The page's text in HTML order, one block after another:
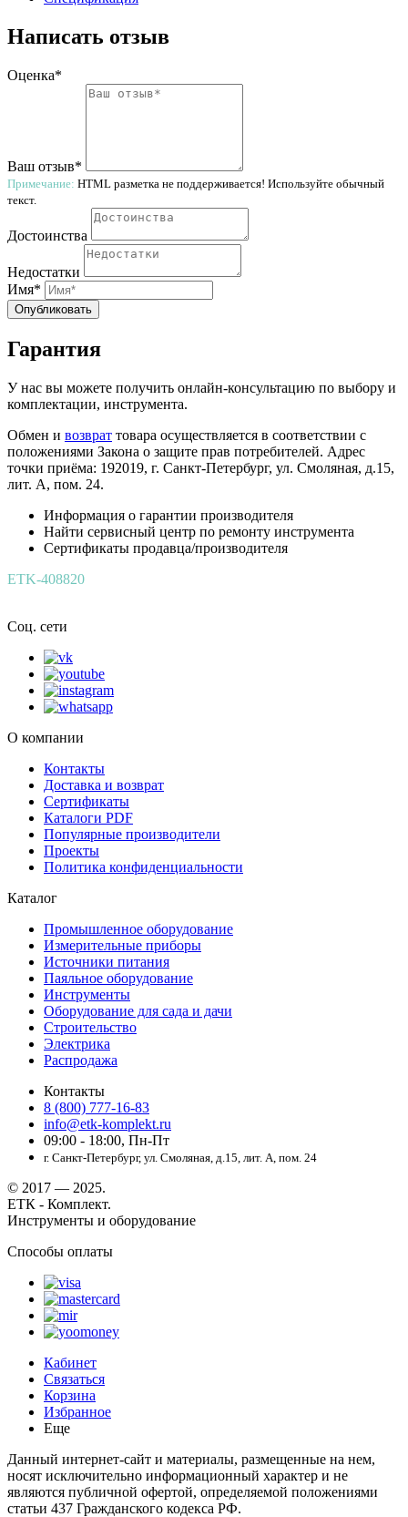
Написать отзыв
Оценка*
Ваш отзыв*
Примечание: HTML разметка не поддерживается! Используйте обычный
текст.
Достоинства
Недостатки
Имя*
Опубликовать
Гарантия
У нас вы можете получить онлайн-консультацию по выбору и
комплектации, инструмента.
Обмен и возврат товара осуществляется в соответствии с
положениями Закона о защите прав потребителей. Адрес
точки приёма: 192019, г. Санкт-Петербург, ул. Смоляная, д.15,
лит. А, пом. 24.
Информация о гарантии производителя
Найти сервисный центр по ремонту инструмента
Сертификаты продавца/производителя
ETK-408820
Соц. сети
О компании
Контакты
Доставка и возврат
Сертификаты
Каталоги PDF
Популярные производители
Проекты
Политика конфиденциальности
Каталог
Промышленное оборудование
Измерительные приборы
Источники питания
Паяльное оборудование
Инструменты
Оборудование для сада и дачи
Строительство
Электрика
Распродажа
Контакты
8 (800) 777-16-83
info@etk-komplekt.ru
09:00 - 18:00, Пн-Пт
г. Санкт-Петербург, ул. Смоляная, д.15, лит. А, пом. 24
© 2017 — 2025.
ЕТК - Комплект.
Инструменты и оборудование
Способы оплаты
Кабинет
Связаться
Корзина
Избранное
Еще
Данный интернет-сайт и материалы, размещенные на нем,
носят исключительно информационный характер и не
являются публичной офертой, определяемой положениями
статьи 437 Гражданского кодекса РФ.